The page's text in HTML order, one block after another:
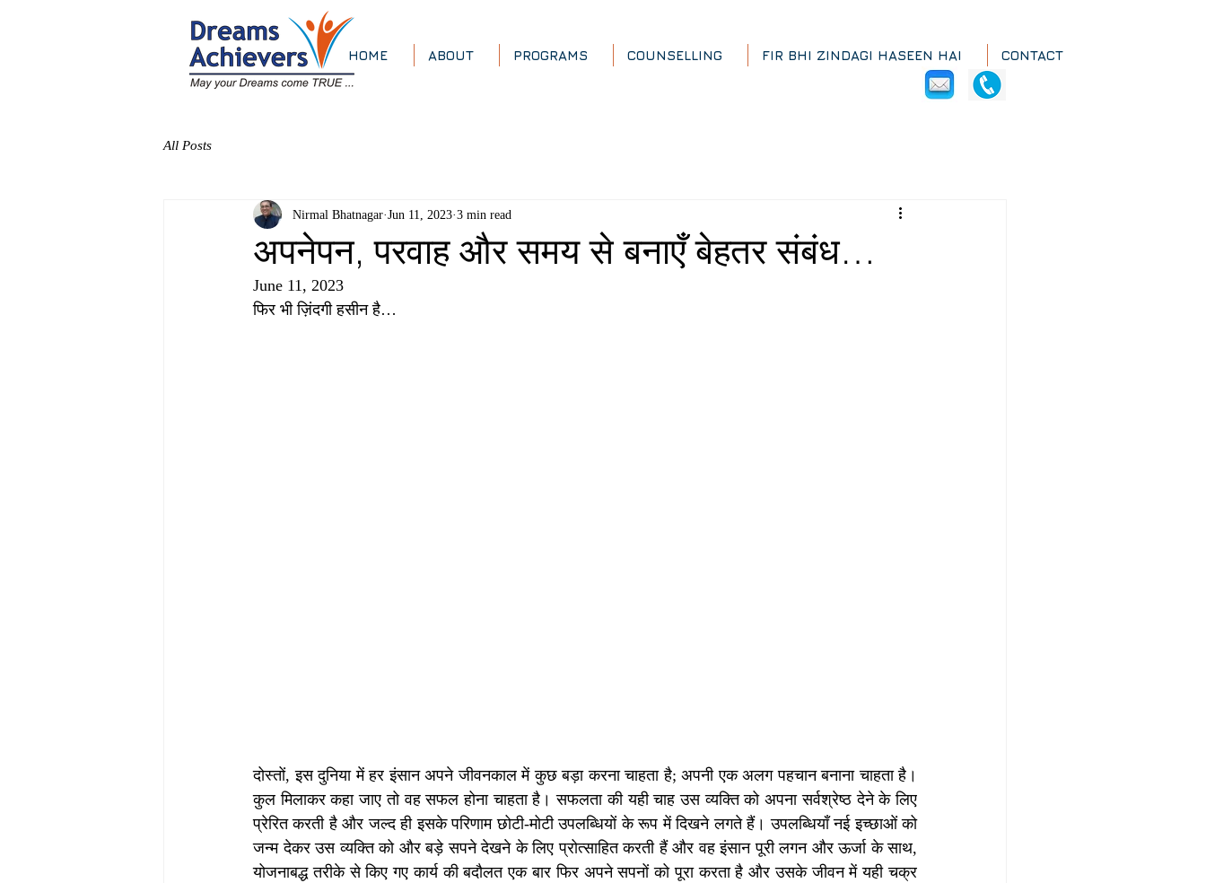
HOME ABOUT PROGRAMS COUNSELLING FIR BHI ZINDAGI HASEEN HAI CONTACT
All Posts
अपनेपन, परवाह और समय से बनाएँ बेहतर संबंध…
Nirmal Bhatnagar Jun 11, 2023 3 min read
June 11, 2023
फिर भी ज़िंदगी हसीन है…
दोस्तों, इस दुनिया में हर इंसान अपने जीवनकाल में कुछ बड़ा करना चाहता है; अपनी एक अलग पहचान बनाना चाहता है।
कुल मिलाकर कहा जाए तो वह सफल होना चाहता है। सफलता की यही चाह उस व्यक्ति को अपना सर्वश्रेष्ठ देने के लिए
प्रेरित करती है और जल्द ही इसके परिणाम छोटी-मोटी उपलब्धियों के रूप में दिखने लगते हैं। उपलब्धियाँ नई इच्छाओं को
जन्म देकर उस व्यक्ति को और बड़े सपने देखने के लिए प्रोत्साहित करती हैं और वह इंसान पूरी लगन और ऊर्जा के साथ,
योजनाबद्ध तरीके से किए गए कार्य की बदौलत एक बार फिर अपने सपनों को पूरा करता है और उसके जीवन में यही चक्र